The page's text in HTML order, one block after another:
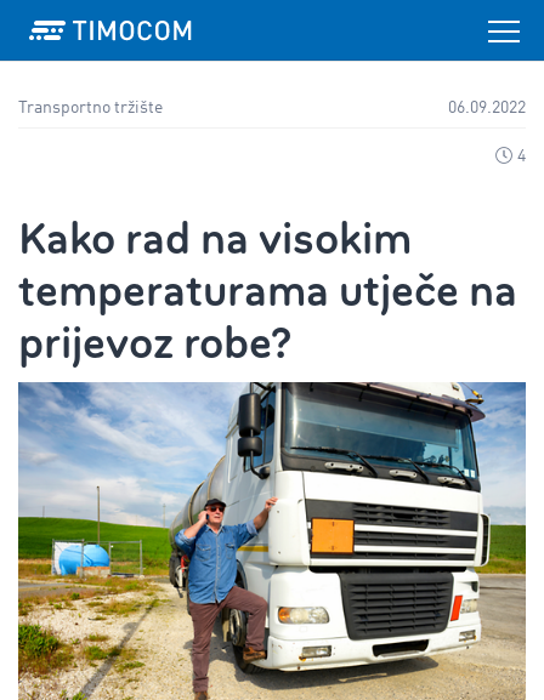
Transportno tržište 06.09.2022
4
Kako rad na visokim
temperaturama utječe na
prijevoz robe?